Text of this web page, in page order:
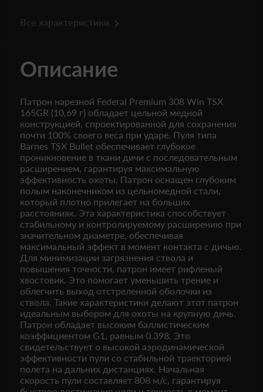
Все характеристики
Описание
Патрон нарезной Federal Premium 308 Win TSX
165GR (10,69 г) обладает цельной медной
конструкцией, спроектированной для сохранения
почти 100% своего веса при ударе. Пуля типа
Barnes TSX Bullet обеспечивает глубокое
проникновение в ткани дичи с последовательным
расширением, гарантируя максимальную
эффективность охоты. Патрон оснащен глубоким
полым наконечником из цельномедной стали,
который плотно прилегает на больших
расстояниях. Эта характеристика способствует
стабильному и контролируемому расширению при
значительном диаметре, обеспечивая
максимальный эффект в момент контакта с дичью.
Для минимизации загрязнения ствола и
повышения точности, патрон имеет рифленый
хвостовик. Это помогает уменьшить трение и
облегчить выход отстреленной оболочки из
ствола. Такие характеристики делают этот патрон
идеальным выбором для охоты на крупную дичь.
Патрон обладает высоким баллистическим
коэффициентом G1, равным 0.398. Это
свидетельствует о высокой аэродинамической
эффективности пули со стабильной траекторией
полета на дальних дистанциях. Начальная
скорость пули составляет 808 м/с, гарантируя